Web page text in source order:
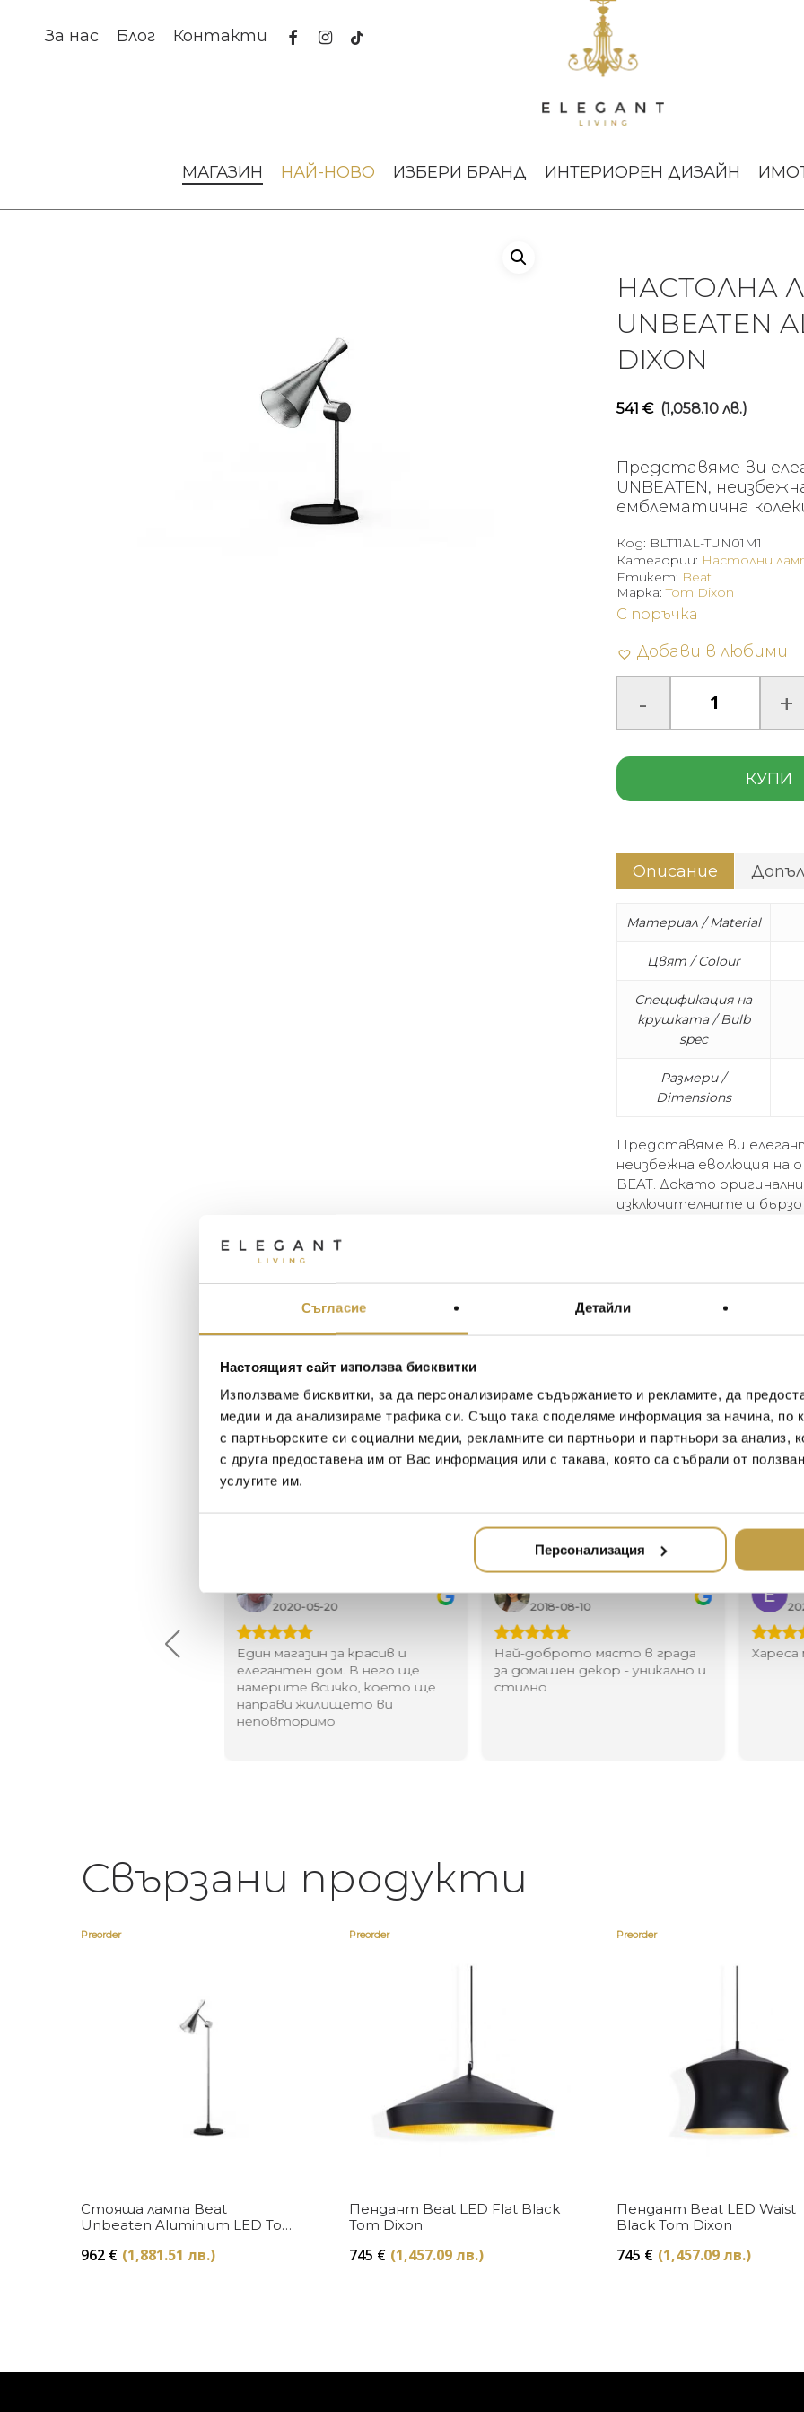
Съгласие Детайли
Настоящият сайт използва бисквитки
Използваме бисквитки, за да персонализираме съдържанието и рекламите, да
медии и да анализираме трафика си. Също така споделяме информация за начина, по
с партньорските си социални медии, рекламните си партньори и партньори за анализ,
с друга предоставена им от Вас информация или с такава, която са събрали от
услугите им.
Персонализация
За нас Блог Контакти facebookinstagram
tiktok
МАГАЗИН НАЙ-НОВО ИЗБЕРИ БРАНД ИНТЕРИОРЕН ДИЗАЙН
НАСТОЛНА
UNBEATEN
DIXON
541 € (1,058.10 лв.)
Представяме ви
UNBEATEN,
емблематична
Код: BLT11AL-TUN01M1
Категории: Настолни
Етикет: Beat
С поръчка
Добави в любими
КУПИ
Марка:Tom Dixon
Описание
Материал / Material
Цвят / Colour
Спецификация на
крушката / Bulb
spec
Размери /
Dimensions
Представяме ви
неизбежна еволюция на
BEAT. Докато
изключителните и
майсторите от
изработен и ръчно
изтънчена версия на
метал, превъзходно
разкривайки суровото
Introducing the sleek
original iconic BEAT. While
exceptional and rapidly
metalworkers of
hand-brushed aluminium. A
UNBEATEN features
components, celebrating
2020-05-20
Един магазин за красив и
елегантен дом. В него ще
намерите всичко, което ще
направи жилището ви
неповторимо
2018-08-10
Най-доброто място в града
за домашен декор - уникално и
стилно
Хареса
Свързани продукти
Preorder
Купи
Стояща лампа Beat
Unbeaten Aluminium LED Tom
962 € (1,881.51 лв.)
Preorder
Купи
Пендант Beat LED Flat Black
Tom Dixon
745 € (1,457.09 лв.)
Preorder
Купи
Пендант Beat LED Waist
Black Tom Dixon
745 € (1,457.09 лв.)